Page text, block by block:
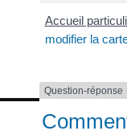
Accueil
modifier la
Question-réponse